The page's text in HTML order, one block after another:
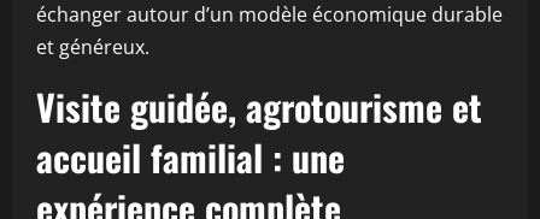
échanger autour d’un modèle économique durable
et généreux.
Visite guidée, agrotourisme et
accueil familial : une
expérience complète